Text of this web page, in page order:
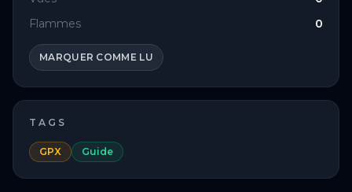
Flammes
0
MARQUER COMME LU
TAGS
GPX Guide